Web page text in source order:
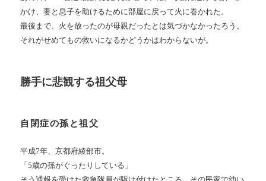
かけ、妻と息子を助けるために部屋に戻って火に巻かれた。
最後まで、火を放ったのが母親だったとは気づかなかったろう。
それがせめてもの救いになるかどうかはわからないが。
勝手に悲観する祖父母
自閉症の孫と祖父
平成7年、京都府綾部市。
「5歳の孫がぐったりしている」